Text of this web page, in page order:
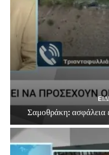
Σαμοθράκη: ασφάλεια